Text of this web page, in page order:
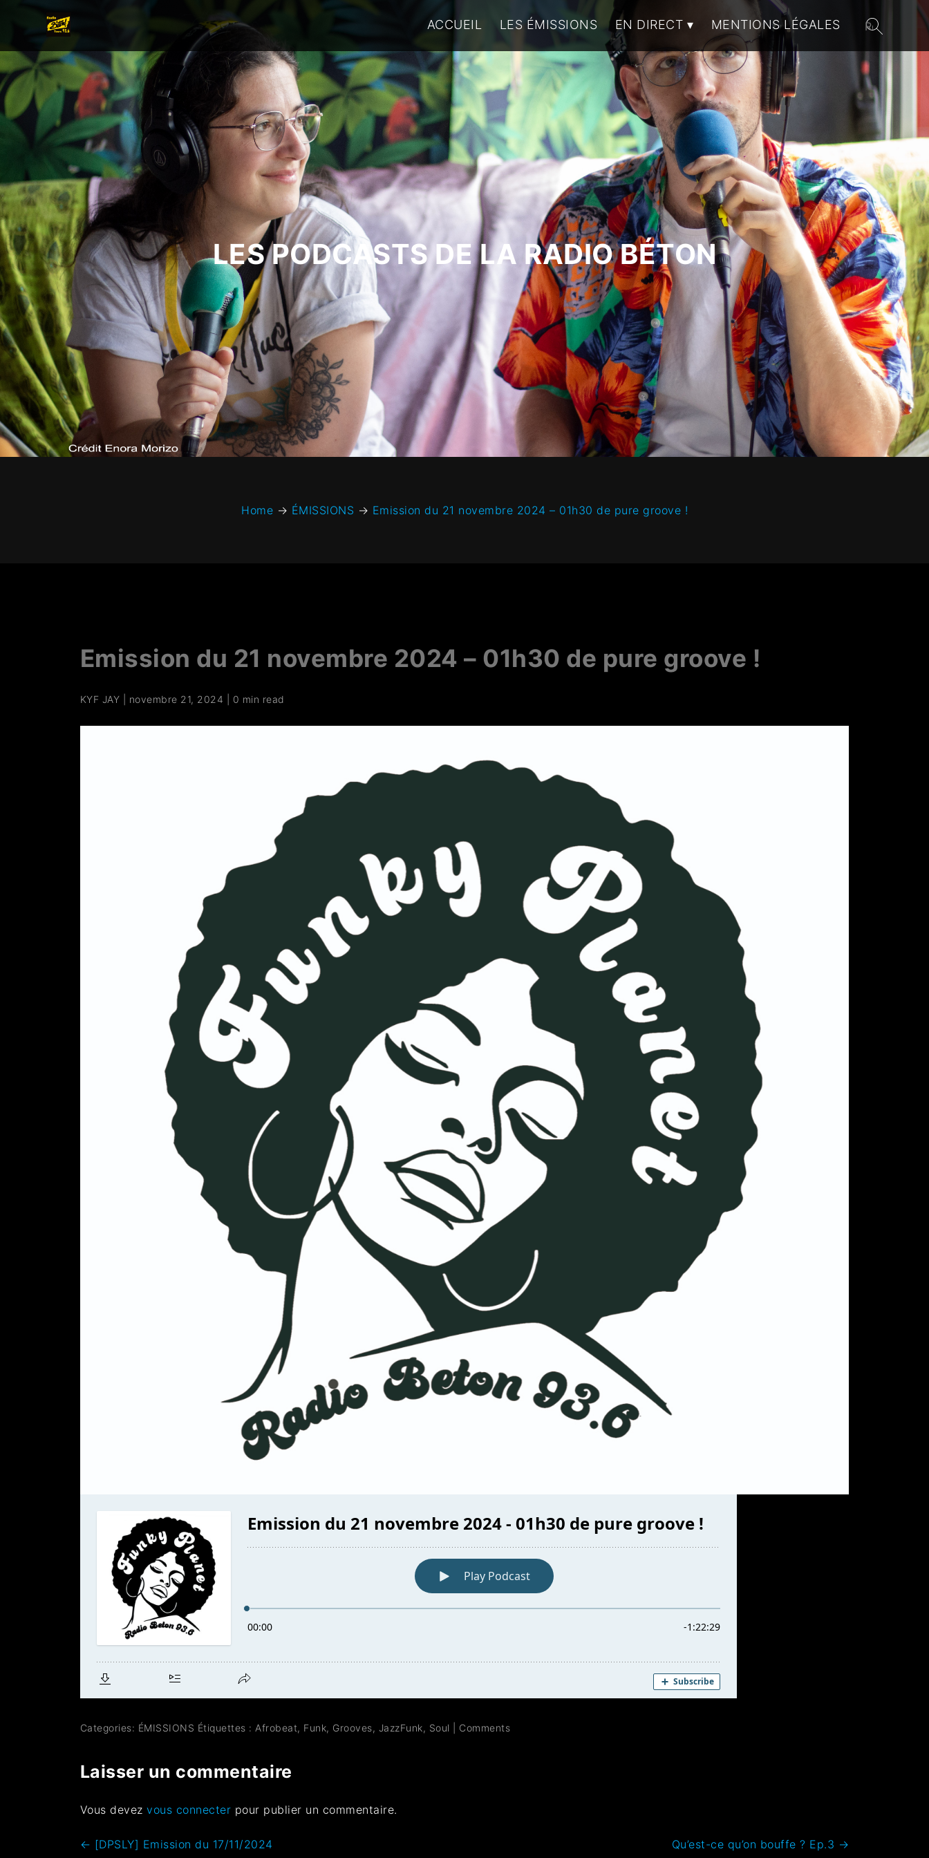
ACCUEIL LES ÉMISSIONS EN DIRECT MENTIONS LÉGALES
LES PODCASTS DE LA RADIO BÉTON
Home → ÉMISSIONS → Emission du 21 novembre 2024 – 01h30 de pure groove !
Emission du 21 novembre 2024 – 01h30 de pure groove !
KYF JAY novembre 21, 2024 0 min read
Categories: ÉMISSIONS Étiquettes :Afrobeat, Funk, Grooves, JazzFunk, Soul Comments
Laisser un commentaire
Vous devezvous connecter pour publier un commentaire.
← [DPSLY] Emission du 17/11/2024 Qu’est-ce qu’on bouffe ? Ep.3 →